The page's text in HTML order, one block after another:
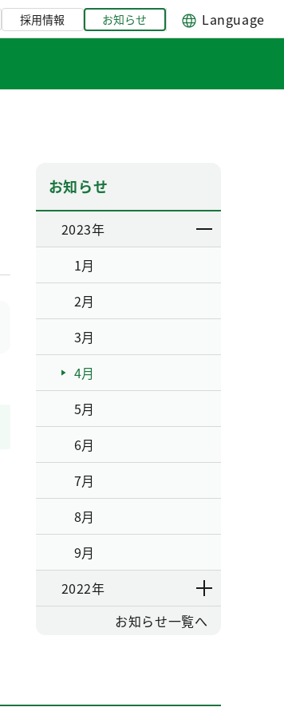
採用情報 お知らせ Language
お知らせ
2023年
1月
2月
3月
4月
5月
6月
7月
8月
9月
2022年
お知らせ一覧へ